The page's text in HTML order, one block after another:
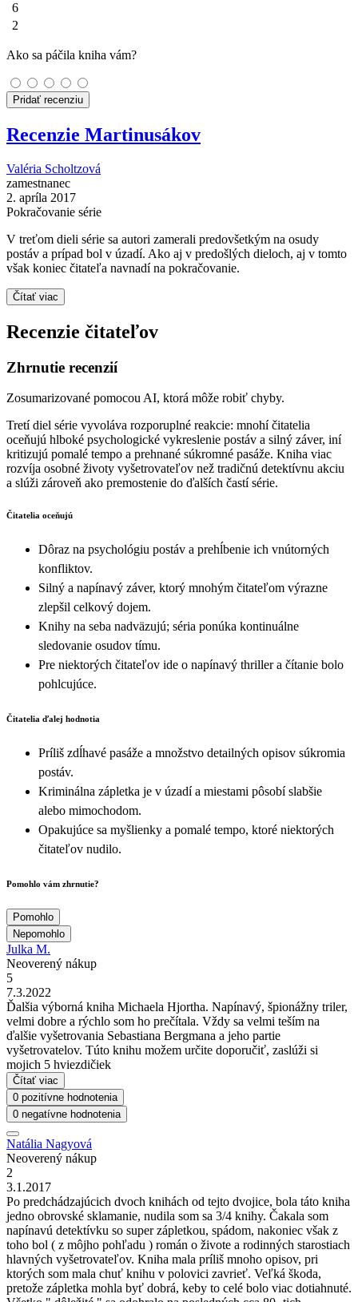
6
2
Ako sa páčila kniha vám?
Pridať recenziu
Recenzie Martinusákov
Valéria Scholtzová
zamestnanec
2. apríla 2017
Pokračovanie série
V treťom dieli série sa autori zamerali predovšetkým na osudy
postáv a prípad bol v úzadí. Ako aj v predošlých dieloch, aj v tomto
však koniec čitateľa navnadí na pokračovanie.
Čítať viac
Recenzie čitateľov
Zhrnutie recenzií
Zosumarizované pomocou AI, ktorá môže robiť chyby.
Tretí diel série vyvoláva rozporuplné reakcie: mnohí čitatelia
oceňujú hlboké psychologické vykreslenie postáv a silný záver, iní
kritizujú pomalé tempo a prehnané súkromné pasáže. Kniha viac
rozvíja osobné životy vyšetrovateľov než tradičnú detektívnu akciu
a slúži zároveň ako premostenie do ďalších častí série.
Čitatelia oceňujú
Dôraz na psychológiu postáv a prehĺbenie ich vnútorných
konfliktov.
Silný a napínavý záver, ktorý mnohým čitateľom výrazne
zlepšil celkový dojem.
Knihy na seba nadväzujú; séria ponúka kontinuálne
sledovanie osudov tímu.
Pre niektorých čitateľov ide o napínavý thriller a čítanie bolo
pohlcujúce.
Čitatelia ďalej hodnotia
Príliš zdĺhavé pasáže a množstvo detailných opisov súkromia
postáv.
Kriminálna zápletka je v úzadí a miestami pôsobí slabšie
alebo mimochodom.
Opakujúce sa myšlienky a pomalé tempo, ktoré niektorých
čitateľov nudilo.
Pomohlo vám zhrnutie?
Pomohlo
Nepomohlo
Julka M.
Neoverený nákup
5
7.3.2022
Ďalšia výborná kniha Michaela Hjortha. Napínavý, špionážny triler,
velmi dobre a rýchlo som ho prečítala. Vždy sa velmi teším na
ďalšie vyšetrovania Sebastiana Bergmana a jeho partie
vyšetrovatelov. Túto knihu možem určite doporučiť, zaslúži si
mojich 5 hviezdičiek
Čítať viac
0 pozitívne hodnotenia
0 negatívne hodnotenia
Natália Nagyová
Neoverený nákup
2
3.1.2017
Po predchádzajúcich dvoch knihách od tejto dvojice, bola táto kniha
jedno obrovské sklamanie, nudila som sa 3/4 knihy. Čakala som
napínavú detektívku so super zápletkou, spádom, nakoniec však z
toho bol ( z môjho pohľadu ) román o živote a rodinných starostiach
hlavných vyšetrovateľov. Kniha mala príliš mnoho opisov, pri
ktorých som mala chuť knihu v polovici zavrieť. Veľká škoda,
pretože zápletka mohla byť dobrá, keby to celé bolo viac dotiahnuté.